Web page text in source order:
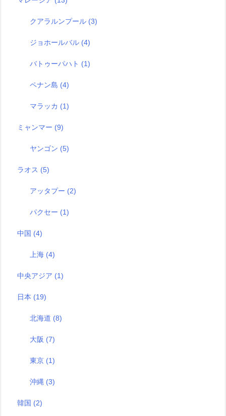
クアラルンプール (3)
ジョホールバル (4)
バトゥーパハト (1)
ペナン島 (4)
マラッカ (1)
ミャンマー (9)
ヤンゴン (5)
ラオス (5)
アッタプー (2)
パクセー (1)
中国 (4)
上海 (4)
中央アジア (1)
日本 (19)
北海道 (8)
大阪 (7)
東京 (1)
沖縄 (3)
韓国 (2)